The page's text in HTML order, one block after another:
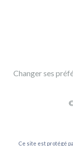
Changer ses
Ce site est protégé